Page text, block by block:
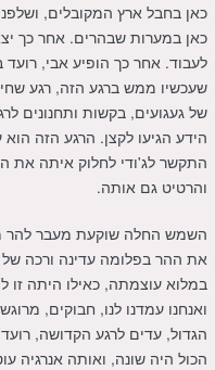
כאן בחבל ארץ המקובלים,
כאן במערות שבהרים. אחר כך
לעבוד. אחר כך הופיע אבי, רועד
שעכשיו ממש ברגע הזה, רגע
של געגועים, בקשות ותחנונים
הידע הגיעו לקצן. הרגע הזה
התקשר לג'ודי לחלוק איתה את
והרטיט גם אותה.
השמש החלה שוקעת מעבר להר
את ההר בפלומה עדינה ורכה של
במלוא עוצמתה, כאילו היתה
ואנחנו עמדנו לנו, חבוקים,
הגדול, עדים לרגע הקדושה,
הכול היה שונה, ואותה אנרגיה